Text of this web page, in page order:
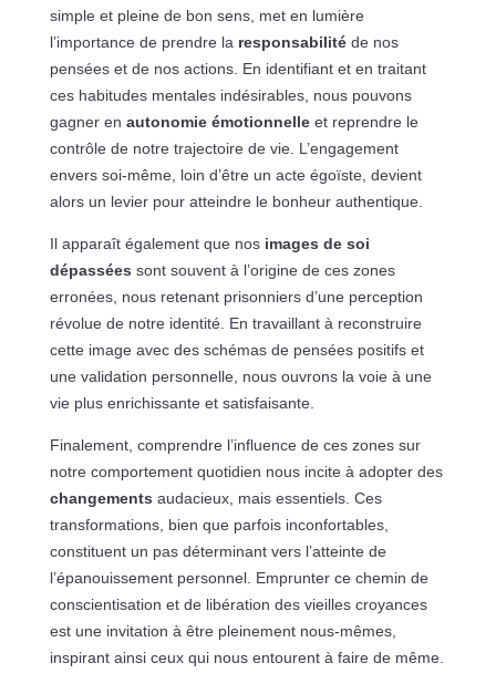
simple et pleine de bon sens, met en lumière
l’importance de prendre la responsabilitéde nos
pensées et de nos actions. En identifiant et en traitant
ces habitudes mentales indésirables, nous pouvons
gagner en autonomie émotionnelleet reprendre le
contrôle de notre trajectoire de vie. L’engagement
envers soi-même, loin d’être un acte égoïste, devient
alors un levier pour atteindre le bonheur authentique.
Il apparaît également que nos images de soi
dépassées sont souvent à l’origine de ces zones
erronées, nous retenant prisonniers d’une perception
révolue de notre identité. En travaillant à reconstruire
cette image avec des schémas de pensées positifs et
une validation personnelle, nous ouvrons la voie à une
vie plus enrichissante et satisfaisante.
Finalement, comprendre l’influence de ces zones sur
notre comportement quotidien nous incite à adopter des
changements audacieux, mais essentiels. Ces
transformations, bien que parfois inconfortables,
constituent un pas déterminant vers l’atteinte de
l’épanouissement personnel. Emprunter ce chemin de
conscientisation et de libération des vieilles croyances
est une invitation à être pleinement nous-mêmes,
inspirant ainsi ceux qui nous entourent à faire de même.